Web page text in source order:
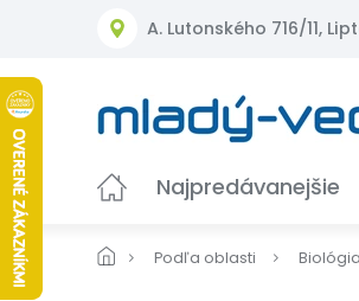
A. Lutonského 716/11,
Najpredávanejšie
Podľa oblasti Biológia